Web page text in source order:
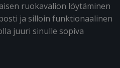
ruokavalion löytäminen
ja silloin funktionaalinen
juuri sinulle sopiva